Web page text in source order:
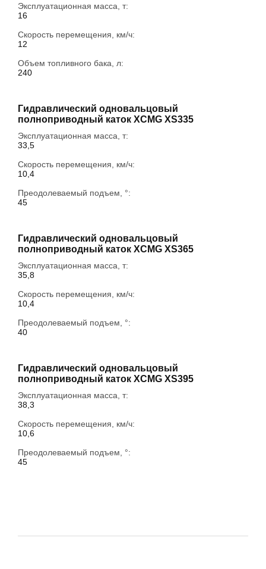
Эксплуатационная масса, т:
16
Скорость перемещения, км/ч:
12
Объем топливного бака, л:
240
Гидравлический одновальцовый
полноприводный каток XCMG XS335
Эксплуатационная масса, т:
33,5
Скорость перемещения, км/ч:
10,4
Преодолеваемый подъем, °:
45
Гидравлический одновальцовый
полноприводный каток XCMG XS365
Эксплуатационная масса, т:
35,8
Скорость перемещения, км/ч:
10,4
Преодолеваемый подъем, °:
40
Гидравлический одновальцовый
полноприводный каток XCMG XS395
Эксплуатационная масса, т:
38,3
Скорость перемещения, км/ч:
10,6
Преодолеваемый подъем, °:
45